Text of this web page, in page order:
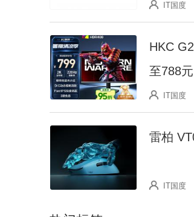
IT国度
HKC
至788元
IT国度
雷柏
IT国度